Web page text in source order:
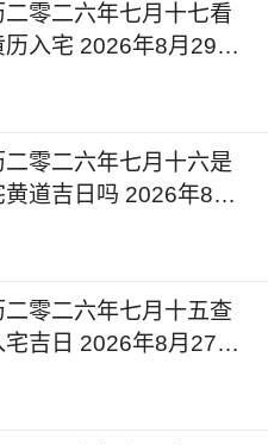
二零二六年七月十七看
历入宅 2026年8月29日
二零二六年七月十六是
黄道吉日吗 2026年8月
二零二六年七月十五查
宅吉日 2026年8月27日